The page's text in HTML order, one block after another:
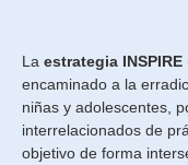
La estrategia INSPIRE
encaminado a la
niñas y adolescentes,
interrelacionados de
objetivo de forma